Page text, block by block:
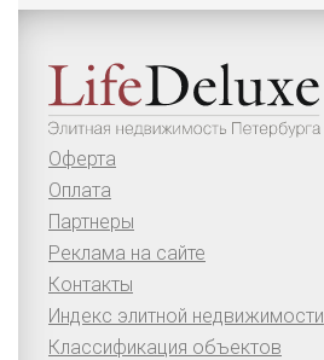
Оферта
Оплата
Партнеры
Реклама на сайте
Контакты
Индекс элитной недвижимости
Классификация объектов